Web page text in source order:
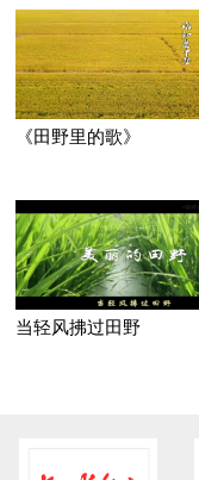
《田野里的歌》
当轻风拂过田野